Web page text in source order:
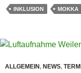
INKLUSION MOKKA
ALLGEMEIN, NEWS,